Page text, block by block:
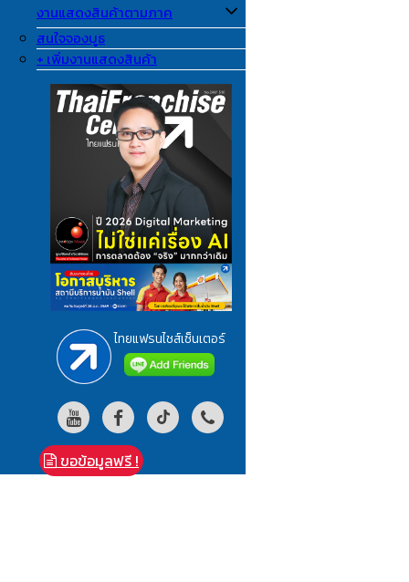
งานแสดงสินค้าตามภาค
สนใจจองบูธ
+ เพิ่มงานแสดงสินค้า
ไทยแฟรนไชส์เซ็นเตอร์
ขอข้อมูลฟรี !